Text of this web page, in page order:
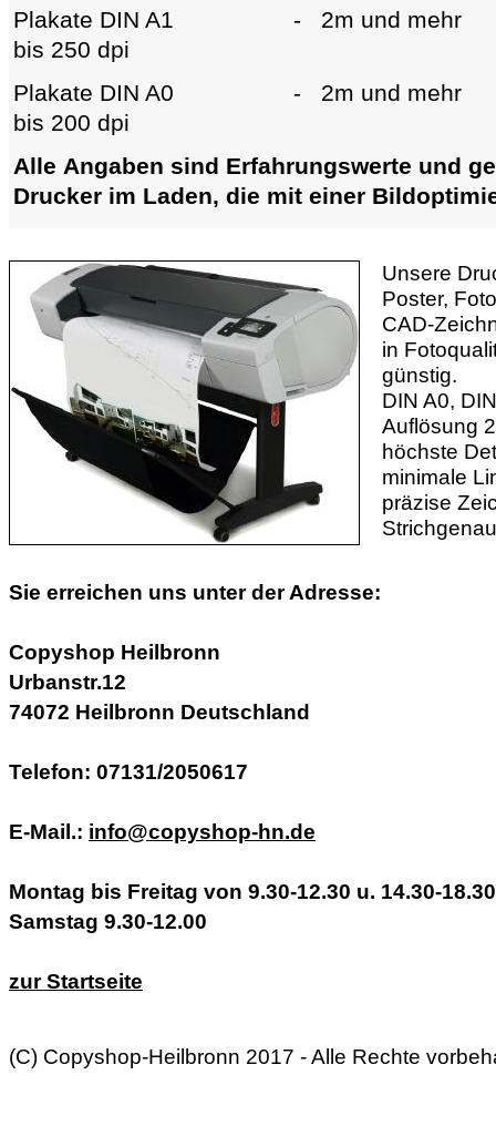
Plakate DIN A1 - 2m und
bis 250 dpi
Plakate DIN A0 - 2m und
bis 200 dpi
Alle Angaben sind Erfahrungswerte und
Drucker im Laden, die mit einer
Unsere
Poster,
CAD-
in
günstig.
DIN A0,
Auflösung
höchste
minimale
präzise
Sie erreichen uns unter der Adresse:
Copyshop Heilbronn
Urbanstr.12
74072 Heilbronn Deutschland
Telefon: 07131/2050617
E-Mail.: info@copyshop-hn.de
Montag bis Freitag von 9.30-12.30 u. 14.30-18.30
Samstag 9.30-12.00
zur Startseite
(C) Copyshop-Heilbronn 2017 - Alle Rechte